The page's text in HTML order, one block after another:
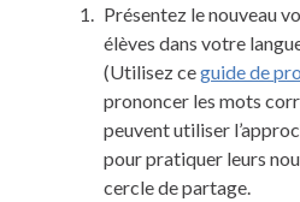
Présentez le nouveau
élèves dans votre
(Utilisez ceguide de
prononcer les mots
peuvent utiliser
pour pratiquer leurs
cercle de partage.